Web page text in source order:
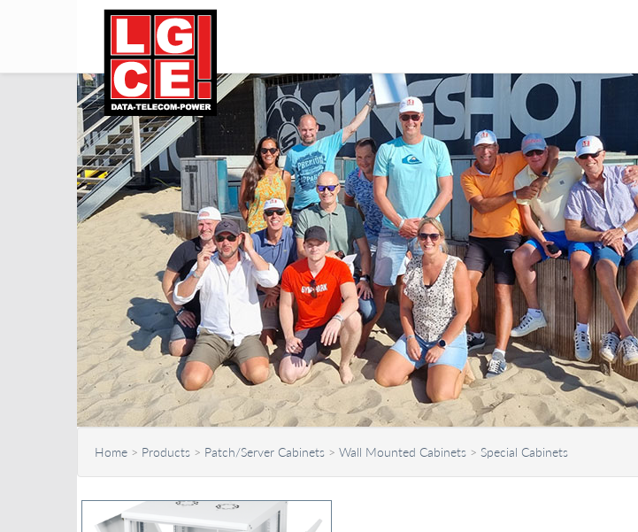
Home > Products > Patch/Server Cabinets > Wall Mounted Cabinets > Special Cabinets